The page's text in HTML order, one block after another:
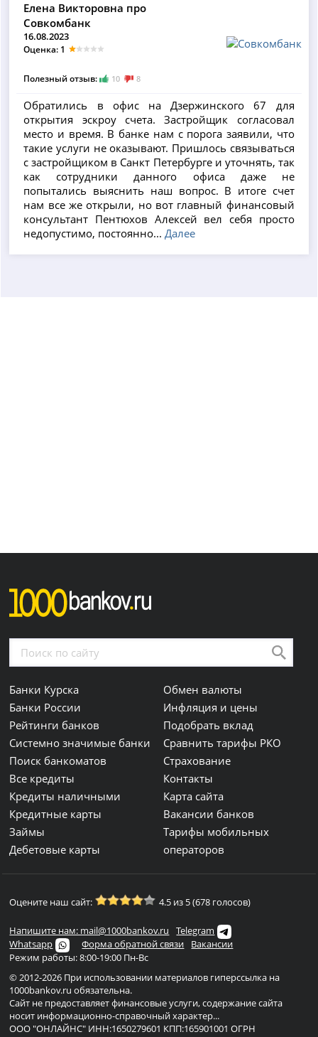
Елена Викторовна про
Совкомбанк
16.08.2023
Оценка: 1
Полезный отзыв: 10 8
Обратились в офис на Дзержинского 67 для
открытия эскроу счета. Застройщик согласовал
место и время. В банке нам с порога заявили, что
такие услуги не оказывают. Пришлось связываться
с застройщиком в Санкт Петербурге и уточнять, так
как сотрудники данного офиса даже не
попытались выяснить наш вопрос. В итоге счет
нам все же открыли, но вот главный финансовый
консультант Пентюхов Алексей вел себя просто
недопустимо, постоянно...Далее
Банки Курска
Банки России
Рейтинги банков
Системно значимые банки
Поиск банкоматов
Все кредиты
Кредиты наличными
Кредитные карты
Займы
Дебетовые карты
Обмен валюты
Инфляция и цены
Подобрать вклад
Сравнить тарифы РКО
Страхование
Контакты
Карта сайта
Вакансии банков
Тарифы мобильных
операторов
Оцените наш сайт: 4.5 из 5 (678 голосов)
Напишите нам: mail@1000bankov.ru
Telegram
Whatsapp
Форма обратной связи
Вакансии
Режим работы: 8:00-19:00 Пн-Вс
© 2012-2026 При использовании материалов гиперссылка на
1000bankov.ru обязательна.
Сайт не предоставляет финансовые услуги, содержание сайта
носит информационно-справочный характер...
ООО "ОНЛАЙНС" ИНН:1650279601 КПП:165901001 ОГРН